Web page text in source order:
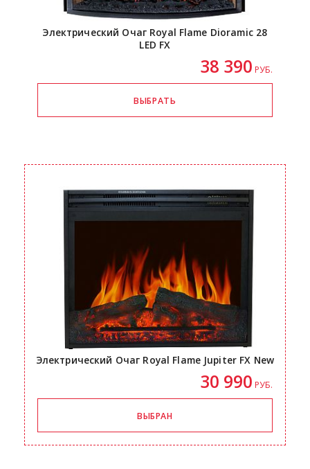
Электрический Очаг Royal Flame Dioramic 28
LED FX
38 390 РУБ.
Электрический Очаг Royal Flame Jupiter FX New
30 990 РУБ.